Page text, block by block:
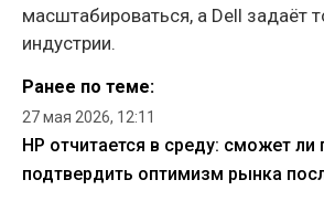
масштабироваться, а Dell задаёт
индустрии.
Ранее по теме:
27 мая 2026, 12:11
HP отчитается в среду: сможет
подтвердить оптимизм рынка